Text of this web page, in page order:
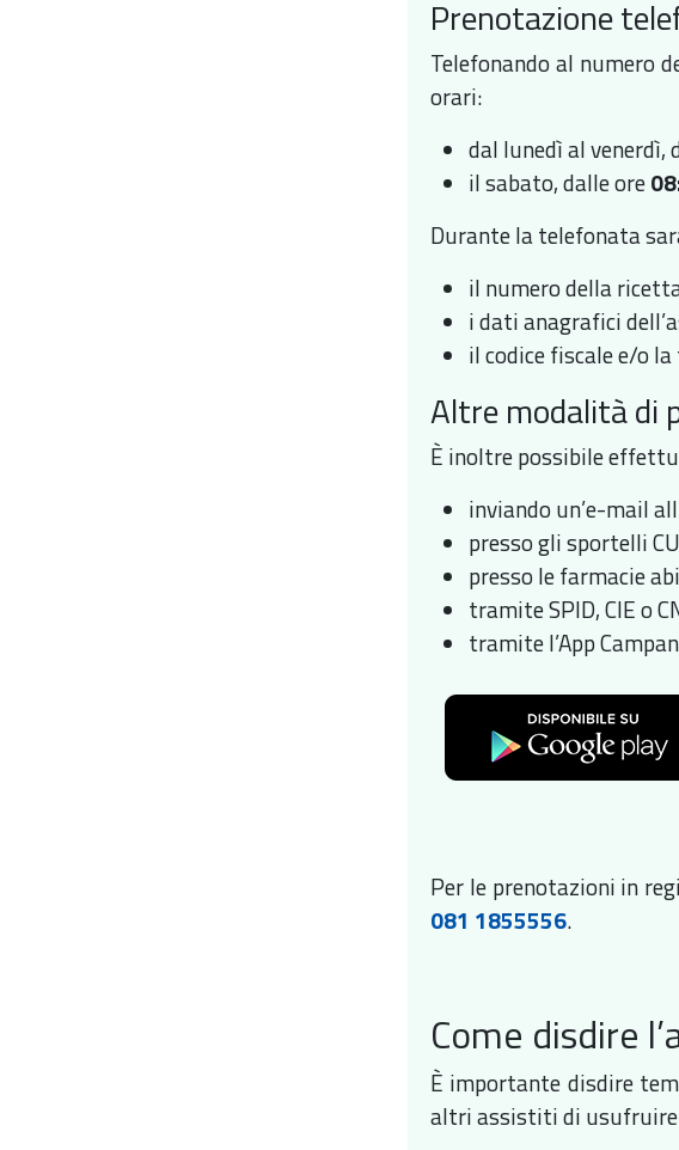
Prenotazione
Telefonando al numero
orari:
dal lunedì al venerdì,
il sabato, dalle ore
Durante la telefonata
il numero della
i dati anagrafici
il codice fiscale e/o
Altre modalità di
È inoltre possibile
inviando un’e-mail
presso gli sportelli
presso le farmacie
tramite SPID, CIE o
tramite l’App
Per le prenotazioni in
081 1855556.
Come disdire
È importante disdire
altri assistiti di